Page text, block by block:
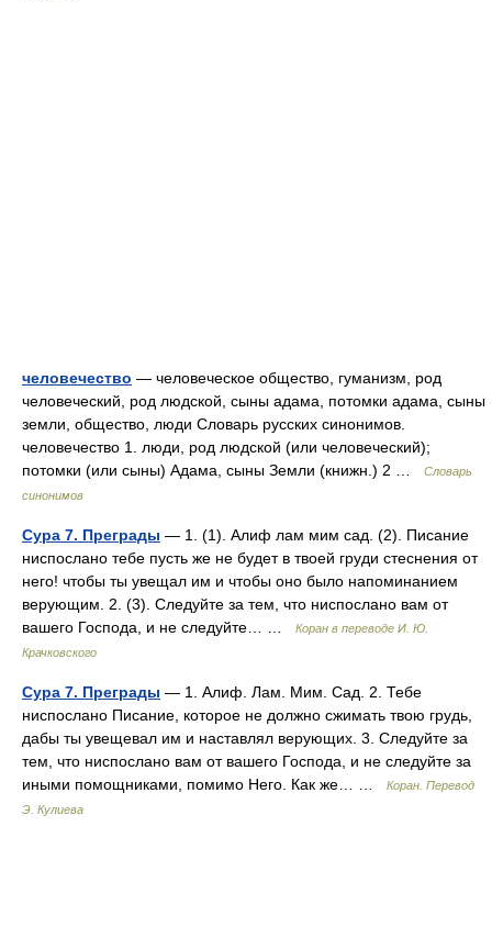
человечество — человеческое общество, гуманизм, род
человеческий, род людской, сыны адама, потомки адама, сыны
земли, общество, люди Словарь русских синонимов.
человечество 1. люди, род людской (или человеческий);
потомки (или сыны) Адама, сыны Земли (книжн.) 2 …
Словарь
синонимов
Сура 7. Преграды — 1. (1). Алиф лам мим сад. (2). Писание
ниспослано тебе пусть же не будет в твоей груди стеснения от
него! чтобы ты увещал им и чтобы оно было напоминанием
верующим. 2. (3). Следуйте за тем, что ниспослано вам от
вашего Господа, и не следуйте… …
Коран в переводе И. Ю.
Крачковского
Сура 7. Преграды — 1. Алиф. Лам. Мим. Сад. 2. Тебе
ниспослано Писание, которое не должно сжимать твою грудь,
дабы ты увещевал им и наставлял верующих. 3. Следуйте за
тем, что ниспослано вам от вашего Господа, и не следуйте за
иными помощниками, помимо Него. Как же… …
Коран. Перевод
Э. Кулиева